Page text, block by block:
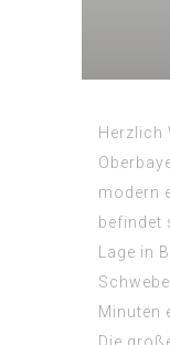
Herzlich
modern
befindet
Lage in
Minuten